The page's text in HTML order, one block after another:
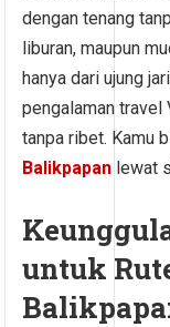
dengan tenang
liburan, maupun
hanya dari ujung
pengalaman travel
tanpa ribet. Kamu
Balikpapan lewat
untuk